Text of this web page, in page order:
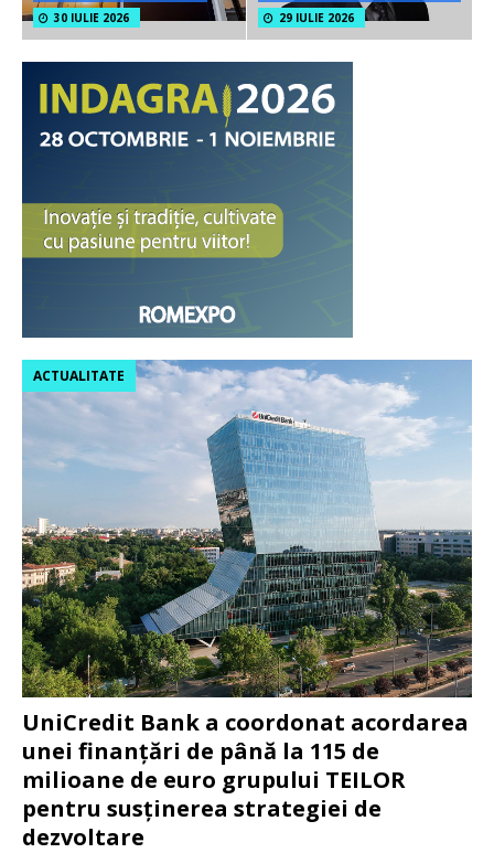
30 IULIE 2026 29 IULIE 2026
UniCredit Bank a coordonat acordarea
unei finanțări de până la 115 de
milioane de euro grupului TEILOR
pentru susținerea strategiei de
dezvoltare
ACTUALITATE